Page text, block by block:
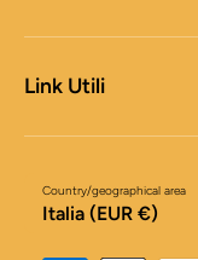
Link Utili
Country/geographical area
Italia (EUR €)